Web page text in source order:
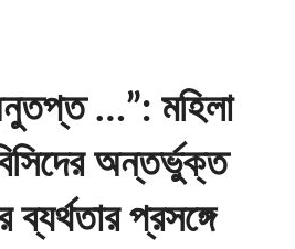
…”: মহিলা
অন্তর্ভুক্ত
প্রসঙ্গে